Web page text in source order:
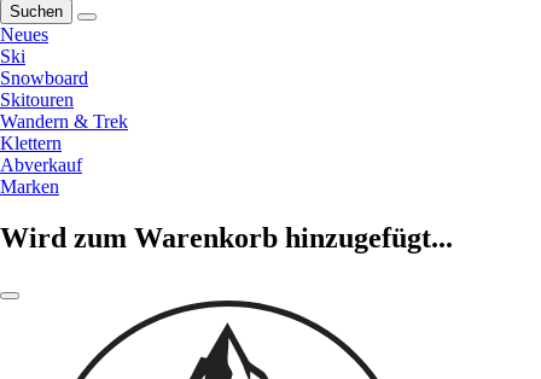
Suchen
Neues
Ski
Snowboard
Skitouren
Wandern & Trek
Klettern
Abverkauf
Marken
Wird zum Warenkorb hinzugefügt...